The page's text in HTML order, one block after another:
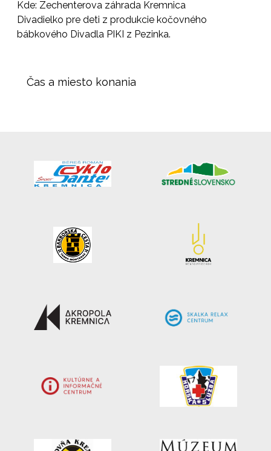
Kde: Zechenterova záhrada Kremnica
Divadielko pre deti z produkcie kočovného
bábkového Divadla PIKI z Pezinka.
Čas a miesto konania